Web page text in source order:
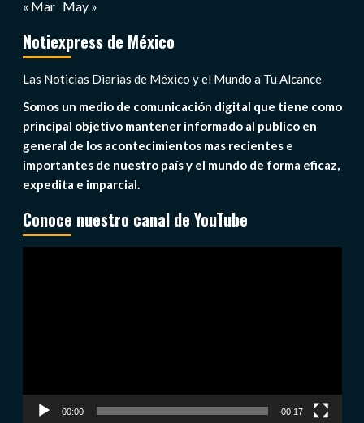
« Mar May »
Notiexpress de México
Las Noticias Diarias de México y el Mundo a Tu Alcance
Somos un medio de comunicación digital que tiene como
principal objetivo mantener informado al publico en
general de los acontecimientos mas recientes e
importantes de nuestro país y el mundo de forma eficaz,
expedita e imparcial.
Conoce nuestro canal de YouTube
00:00 00:17